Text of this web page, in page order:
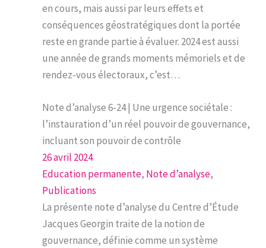
en cours, mais aussi par leurs effets et
conséquences géostratégiques dont la portée
reste en grande partie à évaluer. 2024 est aussi
une année de grands moments mémoriels et de
rendez-vous électoraux, c’est…
Note d’analyse 6-24 | Une urgence sociétale :
l’instauration d’un réel pouvoir de gouvernance,
incluant son pouvoir de contrôle
26 avril 2024
Education permanente, Note d’analyse
Publications
La présente note d’analyse du Centre d’Étude
Jacques Georgin traite de la notion de
gouvernance, définie comme un système